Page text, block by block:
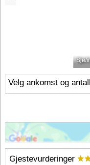
Sjø/
Velg ankomst og
Gjestevurderinger